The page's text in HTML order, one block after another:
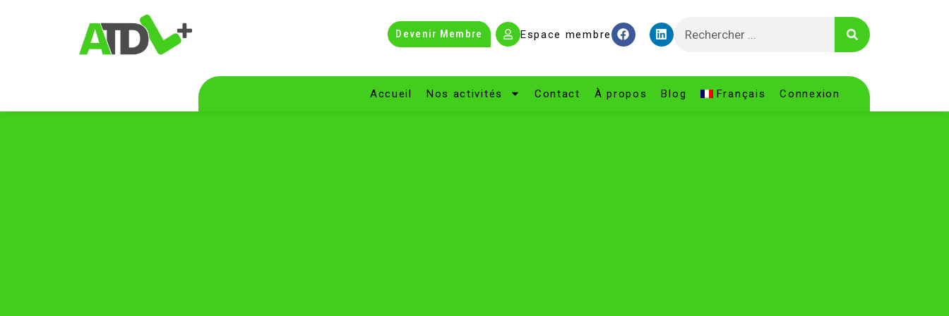
Devenir Membre Espace membre
Accueil Nos activités Contact À propos Blog Français Connexion